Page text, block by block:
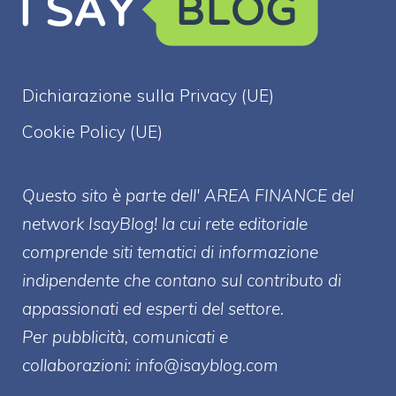
Dichiarazione sulla Privacy (UE)
Cookie Policy (UE)
Questo sito è parte dell' AREA FINANCE del
network IsayBlog! la cui rete editoriale
comprende siti tematici di informazione
indipendente che contano sul contributo di
appassionati ed esperti del settore.
Per pubblicità, comunicati e
collaborazioni: info@isayblog.com